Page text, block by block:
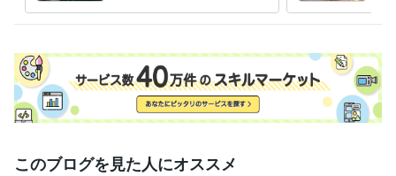
社内問題の改善、ファシリテーション:20年
製造現場の事故調査・報告作成・お客様への説明:20年
得意分野
悩み相談・カウンセリング
パワハラ当たり前の会社で鍛えられた共
感力
食品業界
食品業界
このブログを見た人にオススメ